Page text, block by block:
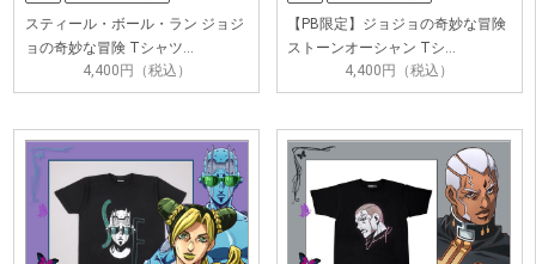
スティール・ボール・ラン ジョジ
ョの奇妙な冒険 Tシャツ…
4,400円（税込）
【PB限定】ジョジョの奇妙な冒険
ストーンオーシャン Tシ…
4,400円（税込）